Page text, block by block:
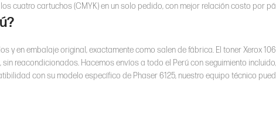
cuatro cartuchos (CMYK) en un solo pedido, con mejor relación costo por
y en embalaje original, exactamente como salen de fábrica. El toner Xerox
reacondicionados. Hacemos envíos a todo el Perú con seguimiento
con su modelo específico de Phaser 6125, nuestro equipo técnico